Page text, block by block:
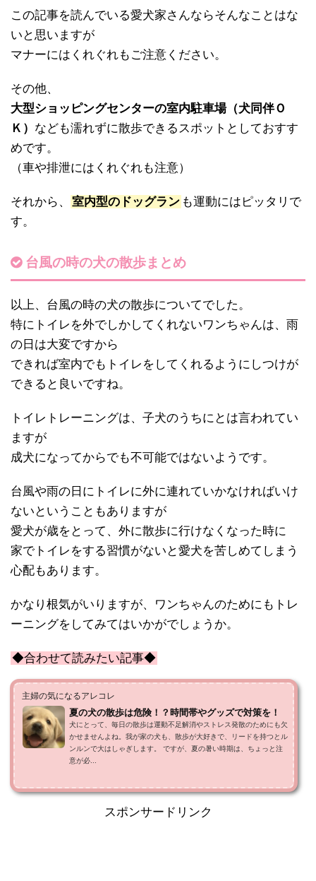
この記事を読んでいる愛犬家さんならそんなことはな
いと思いますが
マナーにはくれぐれもご注意ください。
その他、
大型ショッピングセンターの室内駐車場（犬同伴Ｏ
Ｋ） なども濡れずに散歩できるスポットとしておすす
めです。
（車や排泄にはくれぐれも注意）
それから、 室内型のドッグラン も運動にはピッタリで
す。
台風の時の犬の散歩まとめ
以上、台風の時の犬の散歩についてでした。
特にトイレを外でしかしてくれないワンちゃんは、雨
の日は大変ですから
できれば室内でもトイレをしてくれるようにしつけが
できると良いですね。
トイレトレーニングは、子犬のうちにとは言われてい
ますが
成犬になってからでも不可能ではないようです。
台風や雨の日にトイレに外に連れていかなければいけ
ないということもありますが
愛犬が歳をとって、外に散歩に行けなくなった時に
家でトイレをする習慣がないと愛犬を苦しめてしまう
心配もあります。
かなり根気がいりますが、ワンちゃんのためにもトレ
ーニングをしてみてはいかがでしょうか。
◆合わせて読みたい記事◆
主婦の気になるアレコレ
夏の犬の散歩は危険！？時間帯やグッズで対策を！
犬にとって、毎日の散歩は運動不足解消やストレス発散のためにも欠
かせませんよね。我が家の犬も、散歩が大好きで、リードを持つとル
ンルンで大はしゃぎします。 ですが、夏の暑い時期は、ちょっと注
意が必...
スポンサードリンク